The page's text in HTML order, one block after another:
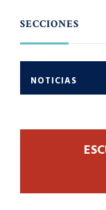
SECCIONES
NOTICIAS